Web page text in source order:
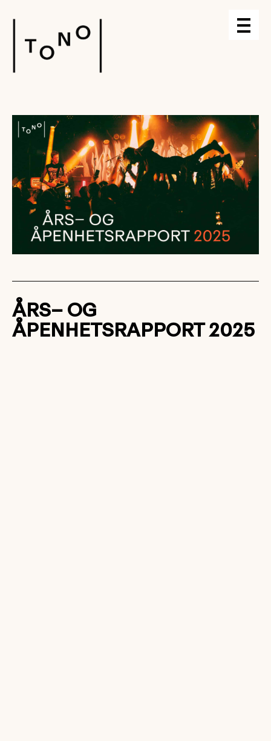
ÅRS– OG
ÅPENHETSRAPPORT 2025